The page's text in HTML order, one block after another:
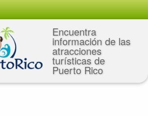
Encuentra
información de las
atracciones
turísticas de
Puerto Rico